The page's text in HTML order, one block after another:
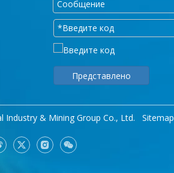
Представлено
Industry & Mining Group Co., Ltd. Sitemap